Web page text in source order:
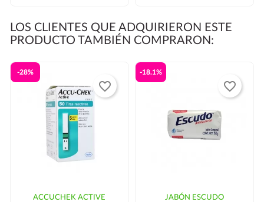
LOS CLIENTES QUE ADQUIRIERON ESTE
PRODUCTO TAMBIÉN COMPRARON:
ACCUCHEK ACTIVE
-28%
favorite_border
JABÓN ESCUDO
-18.1%
favorite_border